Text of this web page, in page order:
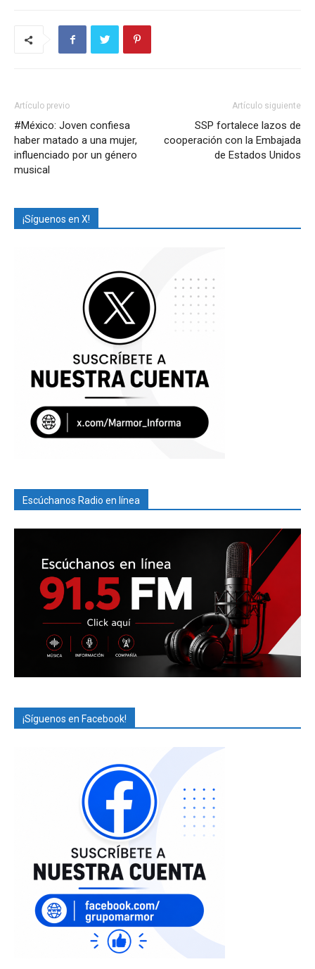
Artículo previo
#México: Joven confiesa
haber matado a una mujer,
influenciado por un género
musical
Artículo siguiente
SSP fortalece lazos de
cooperación con la Embajada
de Estados Unidos
¡Síguenos en X!
Escúchanos Radio en línea
¡Síguenos en Facebook!